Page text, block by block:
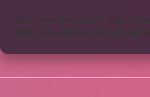
https://www.rinmedya.com
https://
https://yesillerkuruyemis.com.tr